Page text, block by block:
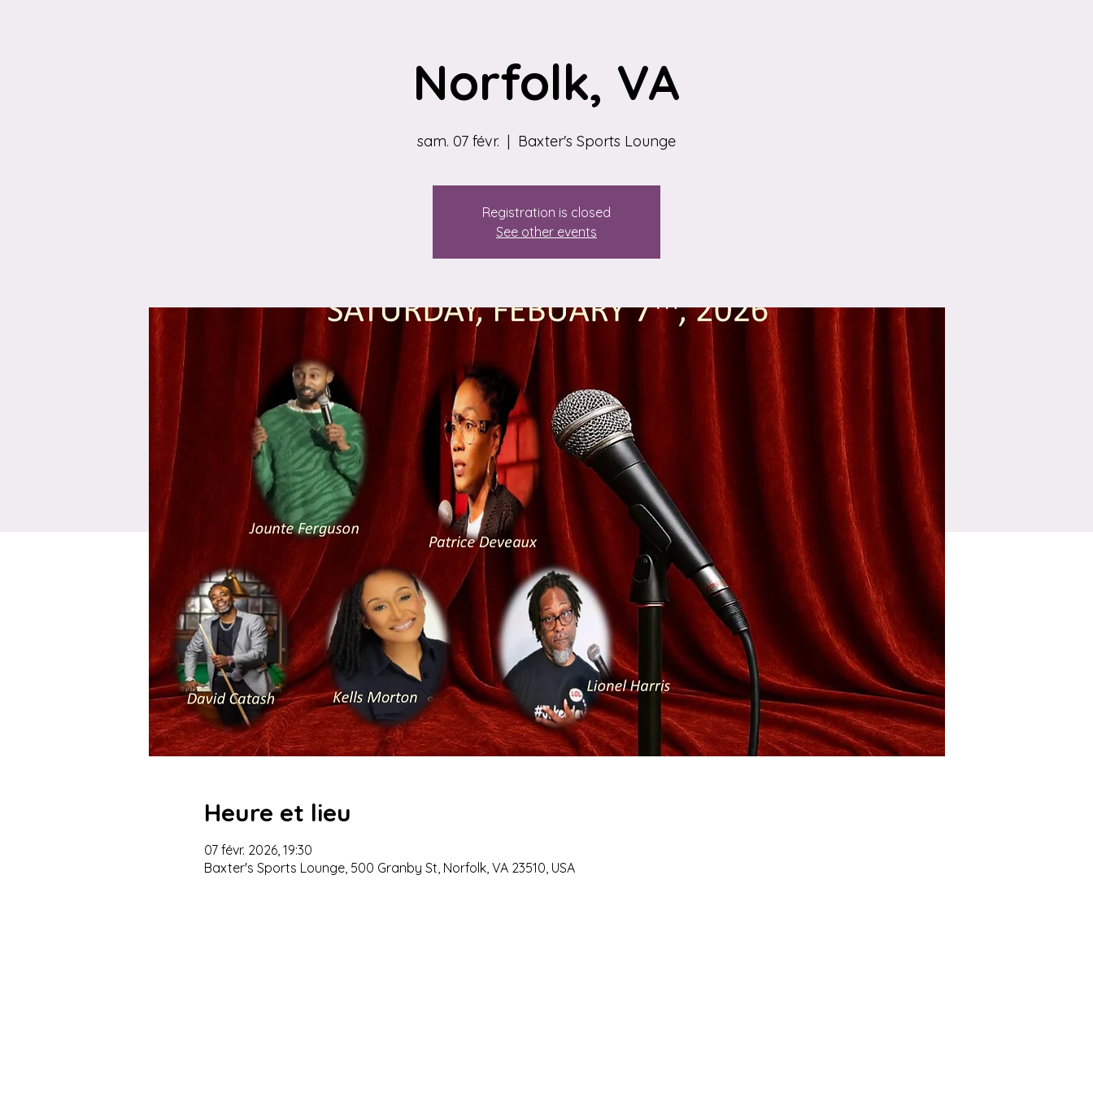
Norfolk, VA
sam. 07 févr.
  |
Baxter's Sports Lounge
Registration is closed
See other events
Heure et lieu
07 févr. 2026, 19:30
Baxter's Sports Lounge, 500 Granby St, Norfolk, VA 23510, USA